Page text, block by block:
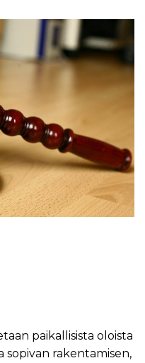
paikallisista oloista
rakentamisen,